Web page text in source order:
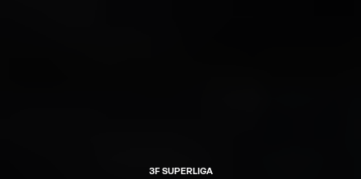
3F SUPERLIGA